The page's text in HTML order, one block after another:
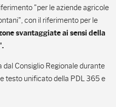
"per le aziende agricole
con il riferimento per le
svantaggiate ai sensi della
Consiglio Regionale durante
testo unificato della PDL 365 e